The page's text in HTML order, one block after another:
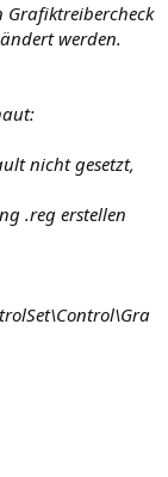
Grafiktreibercheck
werden.
nicht gesetzt,
.reg erstellen